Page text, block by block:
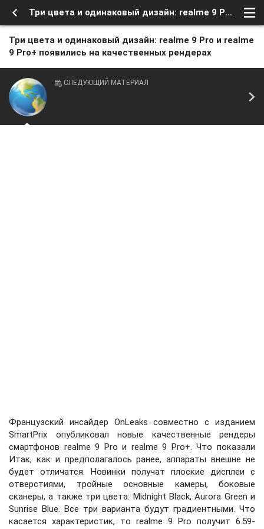
Три цвета и одинаковый дизайн: realme 9 Pro и realme 9 Pro+ появились на качественных рендерах
Три цвета и одинаковый дизайн: realme 9 Pro и realme
9 Pro+ появились на качественных рендерах
СЛЕДУЮЩИЙ МАТЕРИАЛ
Французский инсайдер OnLeaks совместно с изданием
SmartPrix опубликовал новые качественные рендеры
смартфонов realme 9 Pro и realme 9 Pro+. Что показали
Итак, как и предполагалось ранее, аппараты внешне не
будет отличатся. Новинки получат плоские дисплеи с
отверстиями, тройные основные камеры, боковые
сканеры, а также три цвета: Midnight Black, Aurora Green и
Sunrise Blue. Все три варианта будут градиентными. Что
касается характеристик, то realme 9 Pro получит 6.59-